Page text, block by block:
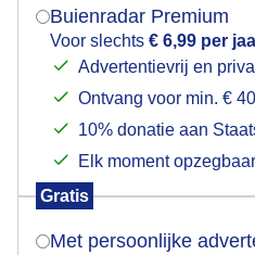
Buienradar Premium
Voor slechts € 6,99 per
Advertentievrij en
Ontvang voor min. €
10% donatie aan
Elk moment opzegbaar
Gratis
Met persoonlijke
weerfoto's
Indien je hier nog geen
verschijnt er zo een pop-
Is goed,